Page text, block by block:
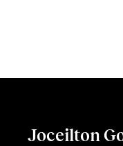
Joceilton